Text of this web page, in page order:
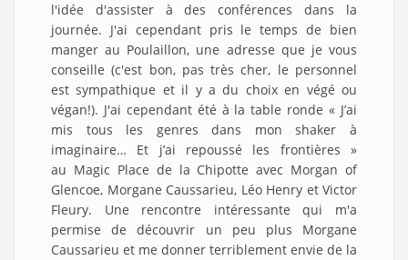
l'idée d'assister à des conférences dans la
journée. J'ai cependant pris le temps de bien
manger au Poulaillon, une adresse que je vous
conseille (c'est bon, pas très cher, le personnel
est sympathique et il y a du choix en végé ou
végan!). J'ai cependant été à la table ronde « J’ai
mis tous les genres dans mon shaker à
imaginaire… Et j’ai repoussé les frontières »
au Magic Place de la Chipotte avec Morgan of
Glencoe, Morgane Caussarieu, Léo Henry et Victor
Fleury. Une rencontre intéressante qui m'a
permise de découvrir un peu plus Morgane
Caussarieu et me donner terriblement envie de la